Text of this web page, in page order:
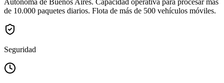
de 10.000 paquetes diarios. Flota de más de 500 vehículos móviles.
Seguridad